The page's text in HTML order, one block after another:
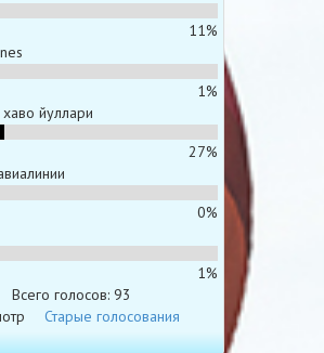
11%
1%
хаво йуллари
27%
0%
1%
Всего голосов: 93
Старые голосования